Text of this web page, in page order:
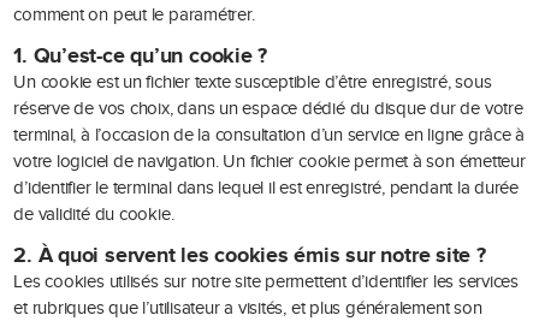
comment on peut le paramétrer.
1. Qu’est-ce qu’un cookie ?
Un cookie est un fichier texte susceptible d’être enregistré, sous
réserve de vos choix, dans un espace dédié du disque dur de votre
terminal, à l’occasion de la consultation d’un service en ligne grâce à
votre logiciel de navigation. Un fichier cookie permet à son émetteur
d’identifier le terminal dans lequel il est enregistré, pendant la durée
de validité du cookie.
2. À quoi servent les cookies émis sur notre site ?
Les cookies utilisés sur notre site permettent d’identifier les services
et rubriques que l’utilisateur a visités, et plus généralement son